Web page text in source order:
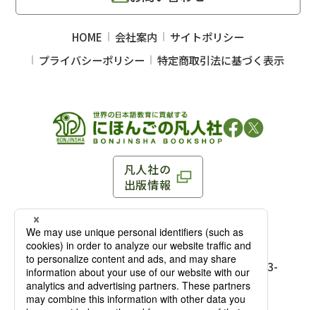
凡人社の
出版情報
〒102-0093 東京都千代田区平河町 1-3-13 8F
TEL：03-3263-3959／FAX：03-3263-3116
麹町店
〒102-0093 東京都千代田区平河町1-3-
13 8F［アクセス］
TEL：03-3239-8673／FAX：03-3263-
HOME 会社案内
サイトポリシー
プライバシーポリシー
特定商取引法に基づく表示